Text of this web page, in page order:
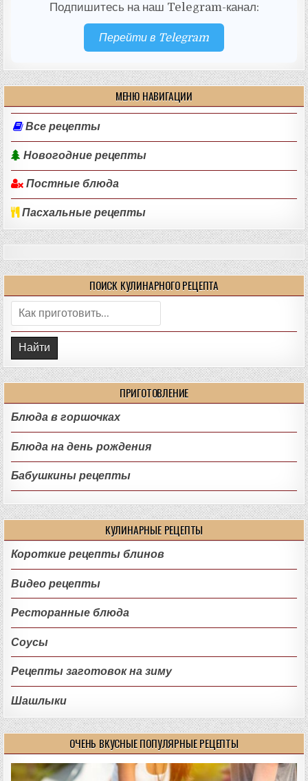
Подпишитесь на наш Telegram-канал:
Перейти в Telegram
МЕНЮ НАВИГАЦИИ
Все рецепты
Новогодние рецепты
Постные блюда
Пасхальные рецепты
ПОИСК КУЛИНАРНОГО РЕЦЕПТА
Поиск:
ПРИГОТОВЛЕНИЕ
Блюда в горшочках
Блюда на день рождения
Бабушкины рецепты
КУЛИНАРНЫЕ РЕЦЕПТЫ
Короткие рецепты блинов
Видео рецепты
Ресторанные блюда
Соусы
Рецепты заготовок на зиму
Шашлыки
ОЧЕНЬ ВКУСНЫЕ ПОПУЛЯРНЫЕ РЕЦЕПТЫ